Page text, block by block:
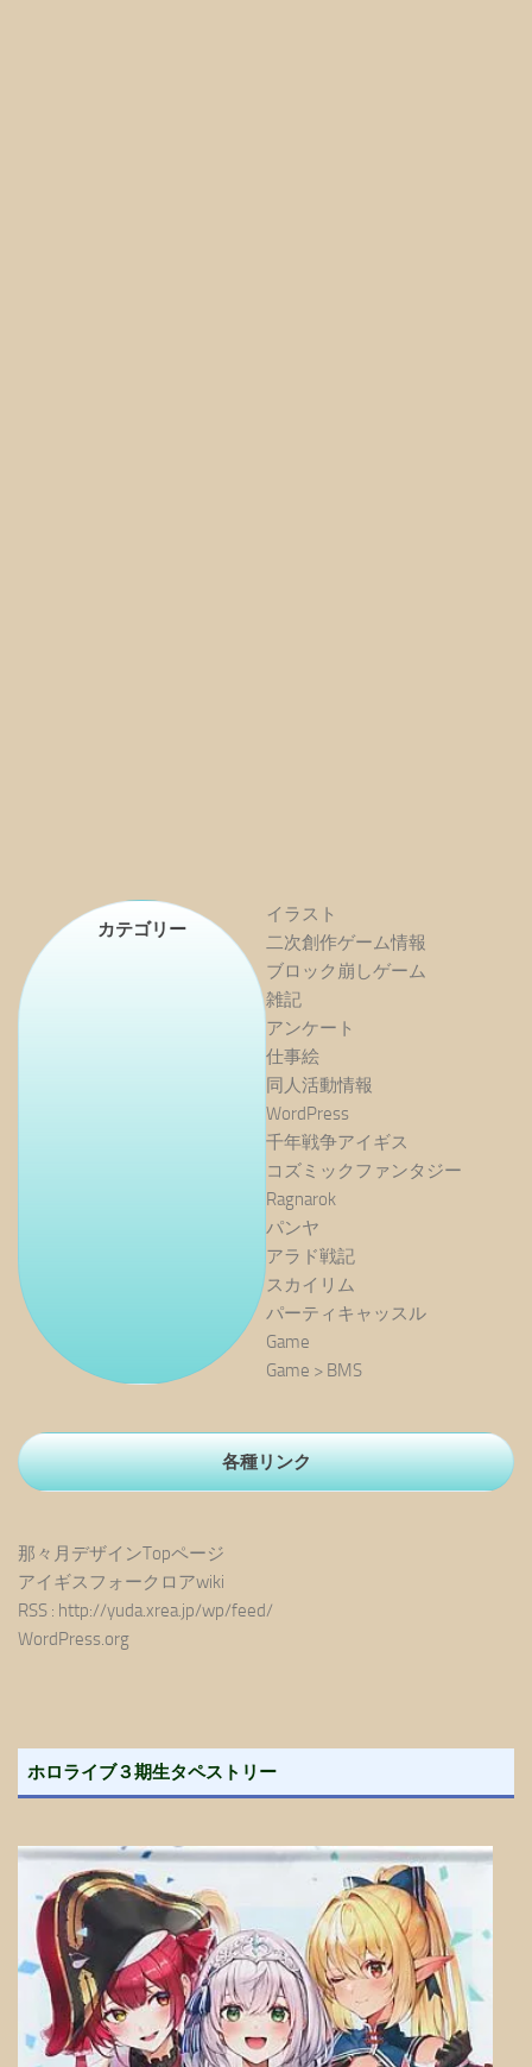
カテゴリー
イラスト
二次創作ゲーム情報
ブロック崩しゲーム
雑記
アンケート
仕事絵
同人活動情報
WordPress
千年戦争アイギス
コズミックファンタジー
Ragnarok
パンヤ
アラド戦記
スカイリム
パーティキャッスル
Game
Game > BMS
各種リンク
那々月デザインTopページ
アイギスフォークロアwiki
RSS : http://yuda.xrea.jp/wp/feed/
WordPress.org
ホロライブ３期生タペストリー